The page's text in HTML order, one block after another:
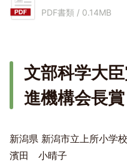
PDF書類 / 0.14MB
文部科学大
進機構会長賞
新潟県 新潟市立上所小学
濱田 小晴子